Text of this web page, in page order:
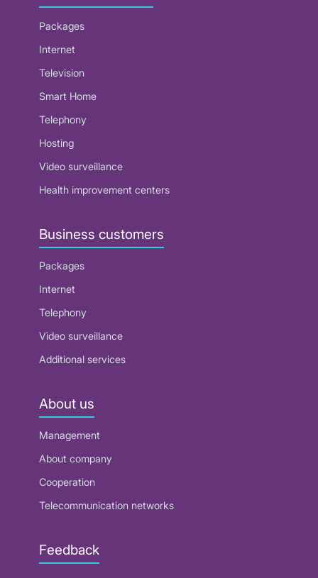
Packages
Internet
Television
Smart Home
Telephony
Hosting
Video surveillance
Health improvement centers
Business customers
Packages
Internet
Telephony
Video surveillance
Additional services
About us
Management
About company
Cooperation
Telecommunication networks
Feedback